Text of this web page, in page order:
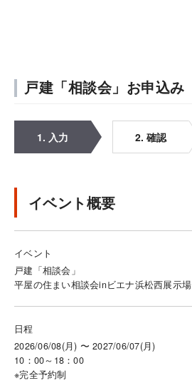
戸建「相談会」お申込み
1. 入力 2. 確認
イベント概要
イベント
戸建「相談会」
平屋の住まい相談会inビエナ浜松西展示場
日程
2026/06/08(月) 〜 2027/06/07(月)
10：00～18：00
※完全予約制